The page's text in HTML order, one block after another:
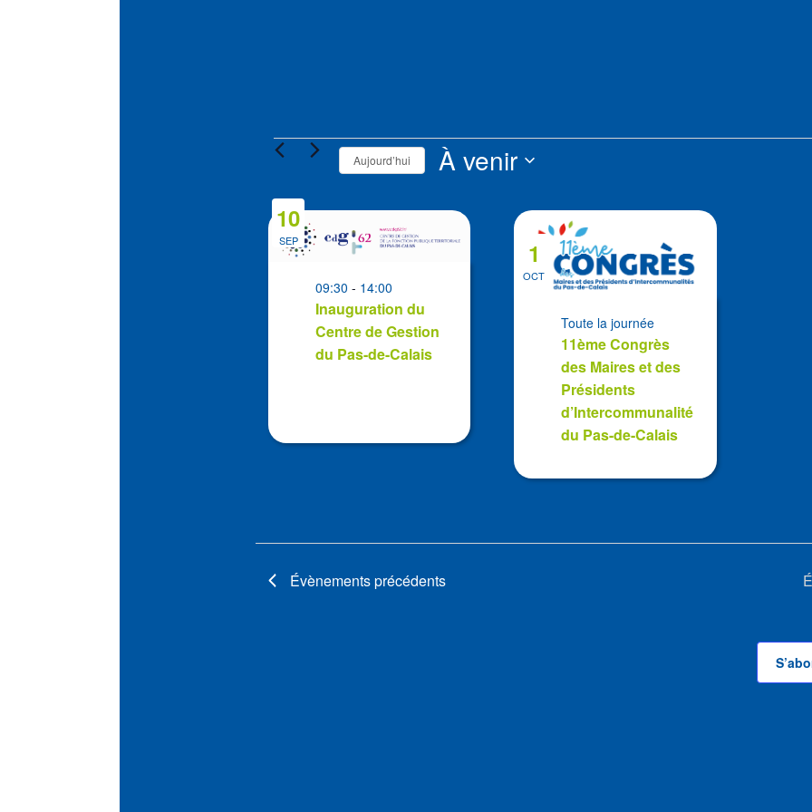
Évènements
Aujourd’hui À venir
la
List
events
Photo
SEP
10
Inauguration du
Centre de Gestion
du Pas-de-Calais
09:30 - 14:00
OCT
1
11ème Congrès
des Maires et des
Présidents
d’Intercommunalité
du Pas-de-Calais
Toute la journée
Évènementsprécédents